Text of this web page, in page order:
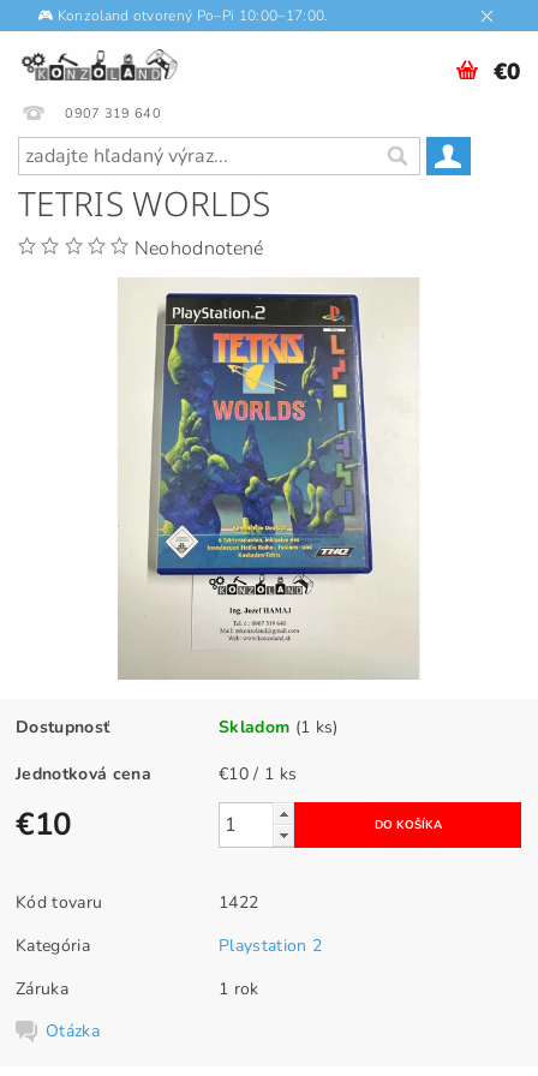
🎮 Konzoland otvorený Po–Pi 10:00–17:00.
0907 319 640
€0
TETRIS WORLDS
Neohodnotené
Dostupnosť Skladom (1 ks)
Jednotková cena €10 / 1 ks
€10
Kód tovaru
1422
Kategória
Playstation 2
Záruka
1 rok
Otázka